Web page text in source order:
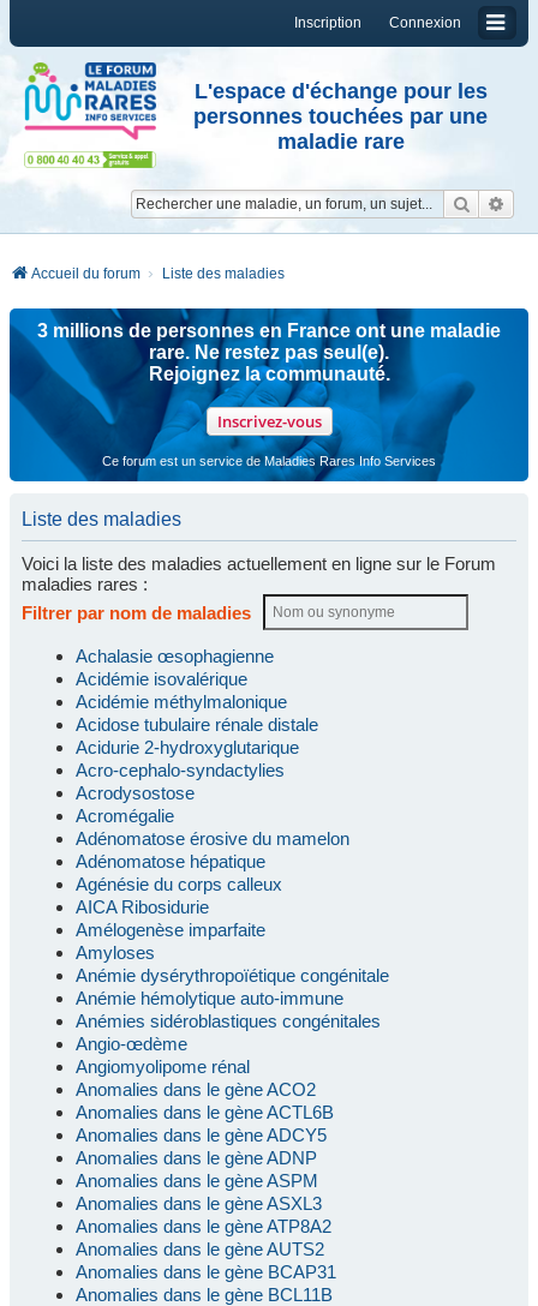
Connexion
Inscription
L'espace d'échange pour les
personnes touchées par une
maladie rare
Accueil du forum Liste des maladies
3 millions de personnes en France ont une maladie
rare. Ne restez pas seul(e).
Rejoignez la communauté.
Inscrivez-vous
Ce forum est un service de Maladies Rares Info Services
Liste des maladies
Voici la liste des maladies actuellement en ligne sur le Forum
maladies rares :
Filtrer par nom de maladies
Achalasie œsophagienne
Acidémie isovalérique
Acidémie méthylmalonique
Acidose tubulaire rénale distale
Acidurie 2-hydroxyglutarique
Acro-cephalo-syndactylies
Acrodysostose
Acromégalie
Adénomatose érosive du mamelon
Adénomatose hépatique
Agénésie du corps calleux
AICA Ribosidurie
Amélogenèse imparfaite
Amyloses
Anémie dysérythropoïétique congénitale
Anémie hémolytique auto-immune
Anémies sidéroblastiques congénitales
Angio-œdème
Angiomyolipome rénal
Anomalies dans le gène ACO2
Anomalies dans le gène ACTL6B
Anomalies dans le gène ADCY5
Anomalies dans le gène ADNP
Anomalies dans le gène ASPM
Anomalies dans le gène ASXL3
Anomalies dans le gène ATP8A2
Anomalies dans le gène AUTS2
Anomalies dans le gène BCAP31
Anomalies dans le gène BCL11B